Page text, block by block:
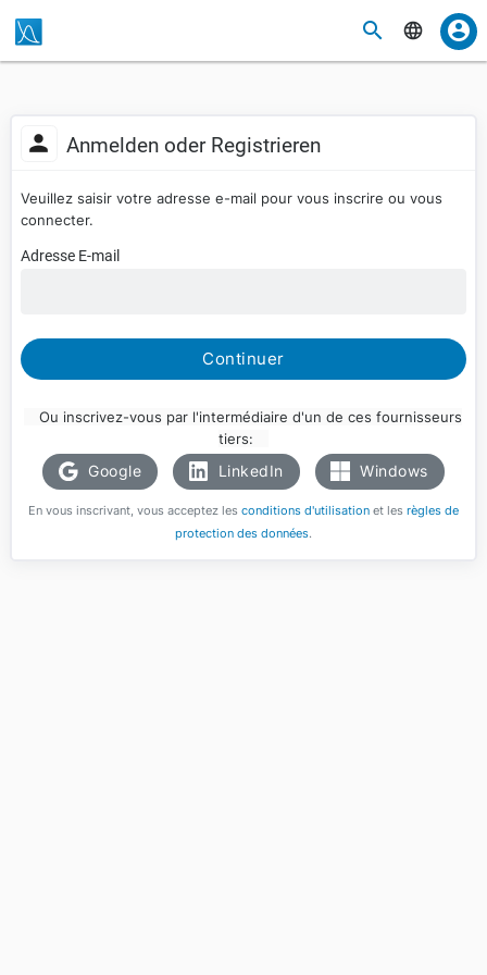
Anmelden oder Registrieren
Veuillez saisir votre adresse e-mail pour vous inscrire ou vous
connecter.
Adresse E-mail
Continuer
Ou inscrivez-vous par l'intermédiaire d'un de ces fournisseurs
tiers:
Google LinkedIn Windows
En vous inscrivant, vous acceptez les conditions d'utilisationet les règles de
protection des données.